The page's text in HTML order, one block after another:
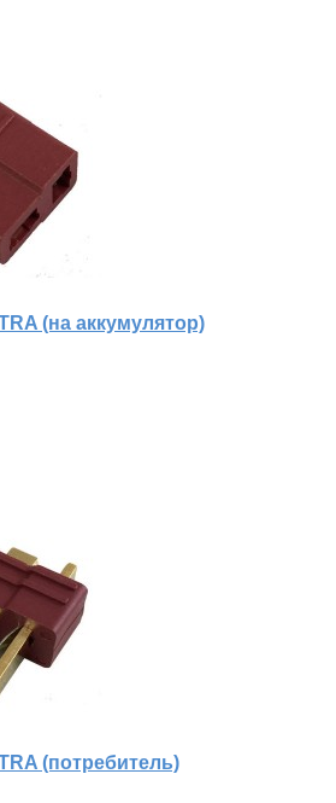
(на аккумулятор)
(потребитель)